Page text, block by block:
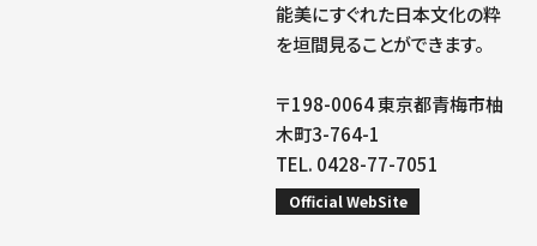
能美にすぐれた日本文化の粋
を垣間見ることができます。
〒198-0064 東京都青梅市柚
木町3-764-1
TEL. 0428-77-7051
Official WebSite